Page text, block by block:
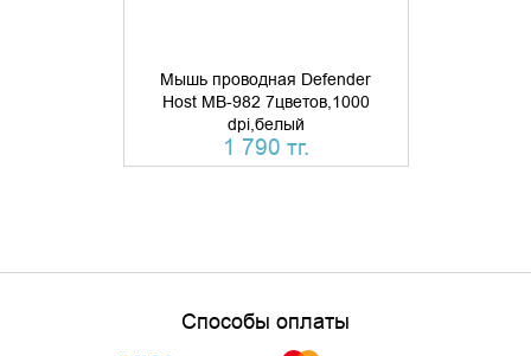
Мышь проводная Defender
Host MB-982 7цветов,1000
dpi,белый
1 790 тг.
Способы оплаты